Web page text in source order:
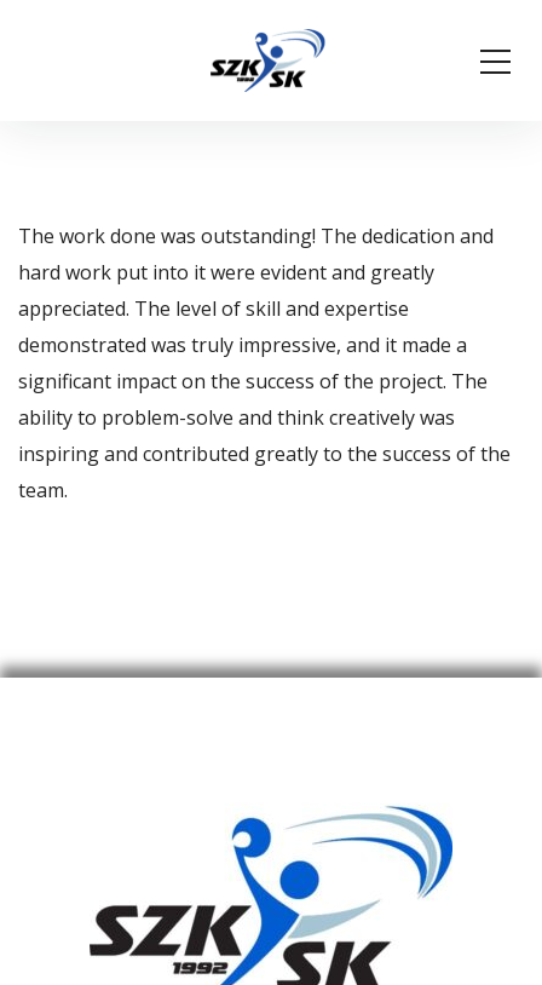
The work done was outstanding! The dedication and
hard work put into it were evident and greatly
appreciated. The level of skill and expertise
demonstrated was truly impressive, and it made a
significant impact on the success of the project. The
ability to problem-solve and think creatively was
inspiring and contributed greatly to the success of the
team.